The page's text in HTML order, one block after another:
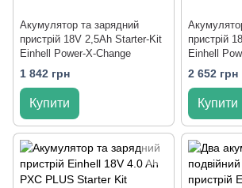
Акумулятор та зарядний
пристрій 18V 2,5Аh Starter-Kit
Einhell Power-X-Change
1 842 грн
Купити
пристрій
Einhell
2 652 грн
Купити